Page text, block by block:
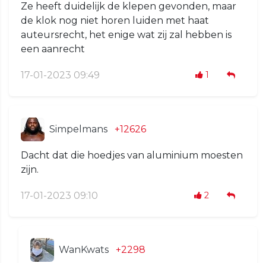
Ze heeft duidelijk de klepen gevonden, maar
de klok nog niet horen luiden met haat
auteursrecht, het enige wat zij zal hebben is
een aanrecht
17-01-2023 09:49 1
Simpelmans +12626
Dacht dat die hoedjes van aluminium moesten
zijn.
17-01-2023 09:10 2
WanKwats +2298